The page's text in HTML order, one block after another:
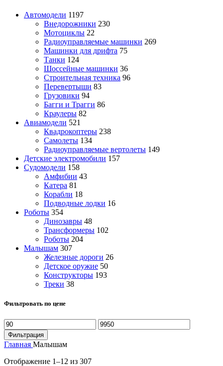
Автомодели 1197
Внедорожники 230
Мотоциклы 22
Радиоуправляемые машинки 269
Машинки для дрифта 75
Танки 124
Шоссейные машинки 36
Строительная техника 96
Перевертыши 83
Грузовики 94
Багги и Трагги 86
Краулеры 82
Авиамодели 521
Квадрокоптеры 238
Самолеты 134
Радиоуправляемые вертолеты 149
Детские электромобили 157
Судомодели 158
Амфибии 43
Катера 81
Корабли 18
Подводные лодки 16
Роботы 354
Динозавры 48
Трансформеры 102
Роботы 204
Малышам 307
Железные дороги 26
Детское оружие 50
Конструкторы 193
Треки 38
Фильтровать по цене
Минимальная
цена
Максимальная
цена
Фильтрация
Главная Малышам
Отображение 1–12 из 307